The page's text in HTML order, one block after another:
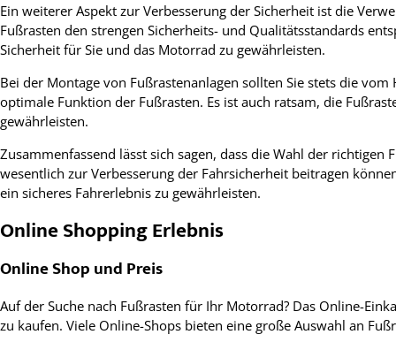
Ein weiterer Aspekt zur Verbesserung der Sicherheit ist die
Fußrasten den strengen Sicherheits- und Qualitätsstandards
Sicherheit für Sie und das Motorrad zu gewährleisten.
Bei der Montage von Fußrastenanlagen sollten Sie stets die
optimale Funktion der Fußrasten. Es ist auch ratsam, die
gewährleisten.
Zusammenfassend lässt sich sagen, dass die Wahl der
wesentlich zur Verbesserung der Fahrsicherheit beitragen
ein sicheres Fahrerlebnis zu gewährleisten.
Online Shopping Erlebnis
Online Shop und Preis
Auf der Suche nach Fußrasten für Ihr Motorrad? Das Online-
zu kaufen. Viele Online-Shops bieten eine große Auswahl an